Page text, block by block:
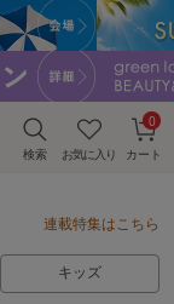
検索 お気に入り カート
0
連載特集はこちら
キッズ